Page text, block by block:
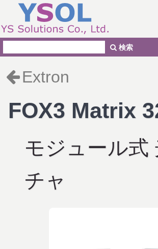
Extron
FOX3 Matrix
モジュール式
チャ
検索